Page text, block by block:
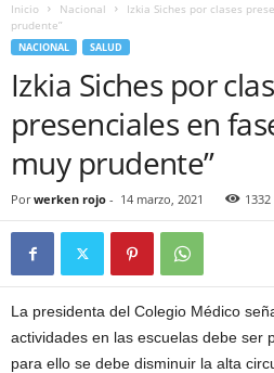
Inicio Nacional
Izkia Siches por clases
prudente”
NACIONAL SALUD
Izkia Siches por
presenciales en
muy prudente”
Por werken rojo - 14 marzo, 2021 1332
La presidenta del Colegio Médico
actividades en las escuelas debe ser
para ello se debe disminuir la alta